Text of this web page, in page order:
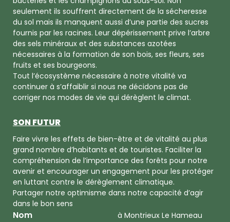
seulement ils souffrent directement de la sécheresse
du sol mais ils manquent aussi d’une partie des sucres
fournis par les racines. Leur dépérissement prive l’arbre
des sels minéraux et des substances azotées
nécessaires à la formation de son bois, ses fleurs, ses
fruits et ses bourgeons.
Tout l’écosystème nécessaire à notre vitalité va
continuer à s’affaiblir si nous ne décidons pas de
corriger nos modes de vie qui dérèglent le climat.
SON FUTUR
Faire vivre les effets de bien-être et de vitalité au plus
grand nombre d’habitants et de touristes. Faciliter la
compréhension de l’importance des forêts pour notre
avenir et encourager un engagement pour les protéger
en luttant contre le dérèglement climatique.
Partager notre optimisme dans notre capacité d’agir
dans le bon sens
Nom à Montrieux Le Hameau